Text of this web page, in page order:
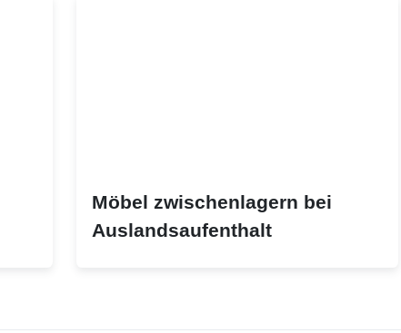
Möbel zwischenlagern bei
Auslandsaufenthalt